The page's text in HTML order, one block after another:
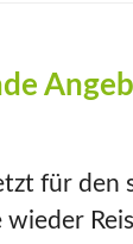
für den
wieder